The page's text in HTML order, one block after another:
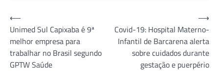
Navegação
de
Post
⟵
Unimed Sul Capixaba é 9ª
melhor empresa para
trabalhar no Brasil segundo
GPTW Saúde
Covid-19: Hospital Materno-
Infantil de Barcarena alerta
sobre cuidados durante
gestação e puerpério
⟶